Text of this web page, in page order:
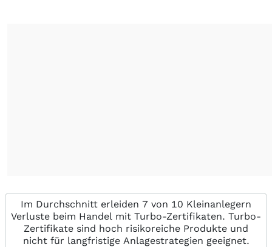
Im Durchschnitt erleiden 7 von 10 Kleinanlegern
Verluste beim Handel mit Turbo-Zertifikaten. Turbo-
Zertifikate sind hoch risikoreiche Produkte und
nicht für langfristige Anlagestrategien geeignet.